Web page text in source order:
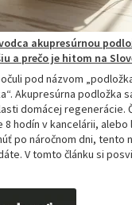
akupresúrnou
a prečo je hitom na
pod názvom
Akupresúrna podložka
domácej regenerácie.
hodín v kancelárii, alebo
po náročnom dni, tento
V tomto článku si